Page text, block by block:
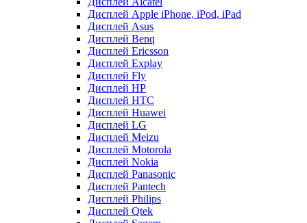
Дисплей Apple iPhone, iPod, iPad
Дисплей Asus
Дисплей Benq
Дисплей Ericsson
Дисплей Explay
Дисплей Fly
Дисплей HP
Дисплей HTC
Дисплей Huawei
Дисплей LG
Дисплей Meizu
Дисплей Motorola
Дисплей Nokia
Дисплей Panasonic
Дисплей Pantech
Дисплей Philips
Дисплей Qtek